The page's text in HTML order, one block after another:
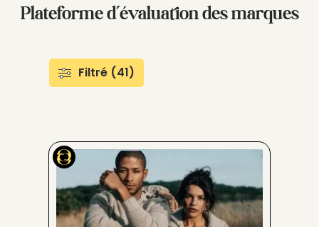
Plateforme d’évaluation des marques
Filtré (41)